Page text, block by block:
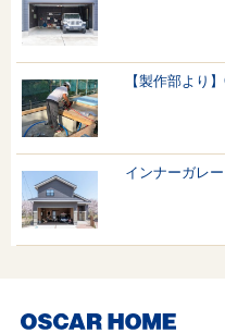
【製作部より
インナーガレ